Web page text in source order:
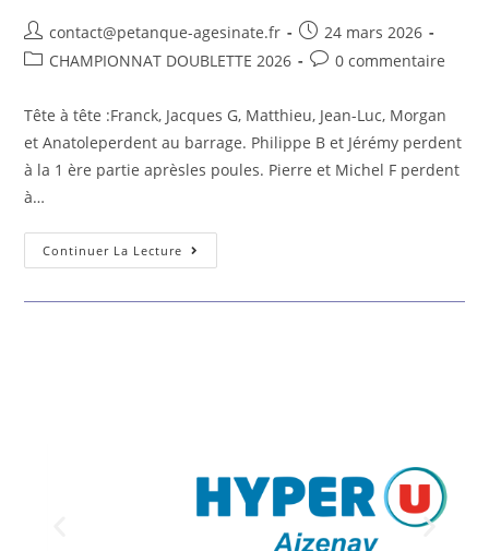
contact@petanque-agesinate.fr
24 mars 2026
CHAMPIONNAT DOUBLETTE 2026
0 commentaire
Tête à tête :Franck, Jacques G, Matthieu, Jean-Luc, Morgan
et Anatoleperdent au barrage. Philippe B et Jérémy perdent
à la 1 ère partie aprèsles poules. Pierre et Michel F perdent
à…
Continuer La Lecture